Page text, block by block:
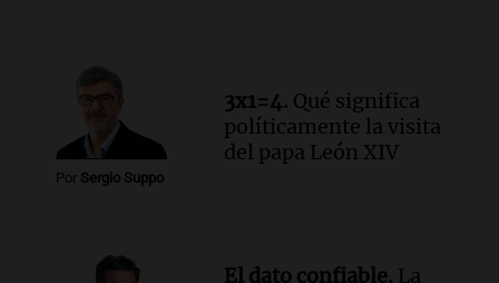
Por Sergio Suppo
3x1=4. Qué significa
políticamente la visita
del papa León XIV
El dato confiable. La